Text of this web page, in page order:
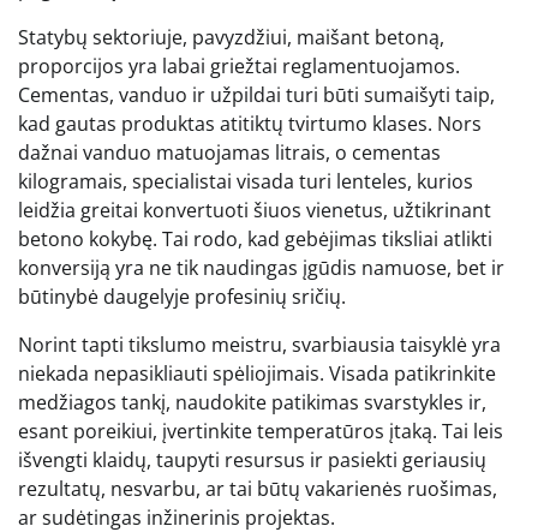
Statybų sektoriuje, pavyzdžiui, maišant betoną,
proporcijos yra labai griežtai reglamentuojamos.
Cementas, vanduo ir užpildai turi būti sumaišyti taip,
kad gautas produktas atitiktų tvirtumo klases. Nors
dažnai vanduo matuojamas litrais, o cementas
kilogramais, specialistai visada turi lenteles, kurios
leidžia greitai konvertuoti šiuos vienetus, užtikrinant
betono kokybę. Tai rodo, kad gebėjimas tiksliai atlikti
konversiją yra ne tik naudingas įgūdis namuose, bet ir
būtinybė daugelyje profesinių sričių.
Norint tapti tikslumo meistru, svarbiausia taisyklė yra
niekada nepasikliauti spėliojimais. Visada patikrinkite
medžiagos tankį, naudokite patikimas svarstykles ir,
esant poreikiui, įvertinkite temperatūros įtaką. Tai leis
išvengti klaidų, taupyti resursus ir pasiekti geriausių
rezultatų, nesvarbu, ar tai būtų vakarienės ruošimas,
ar sudėtingas inžinerinis projektas.